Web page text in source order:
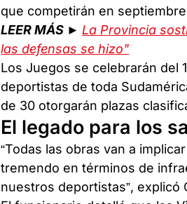
que competirán en
LEER MÁS ► La Provincia
las defensas se hizo"
Los Juegos se celebrarán del
deportistas de toda
de 30 otorgarán plazas
El legado para los
“Todas las obras van a
tremendo en términos de
nuestros deportistas”, explicó